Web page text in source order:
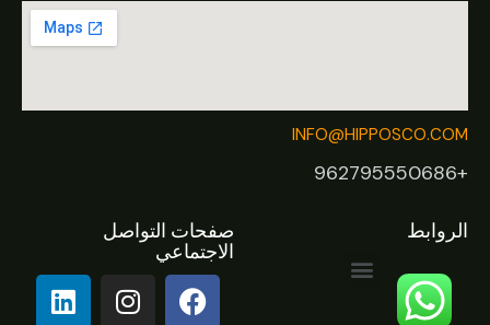
INFO@HIPPOSCO.COM
+962795550686
الروابط صفحات التواصل
الاجتماعي